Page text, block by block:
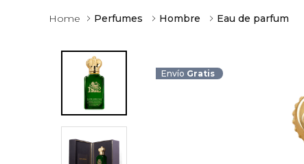
Perfumes Hombre Eau de parfum
Envío Gratis